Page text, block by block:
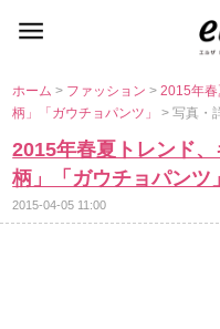
ホーム> ファッション>2015年
柄」「ガウチョパンツ」> 写真・
2015年春夏トレンド
柄」「ガウチョパンツ」
2015-04-05 11:00